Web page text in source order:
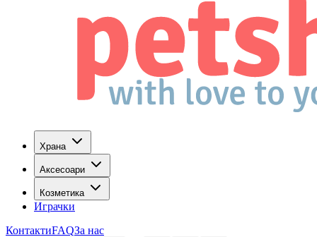
Храна
Аксесоари
Козметика
Играчки
КонтактиFAQЗа нас